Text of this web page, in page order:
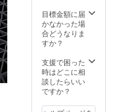
目標金額に届
かなかった場
合どうなりま
すか？
支援で困った
時はどこに相
談したらいい
ですか？